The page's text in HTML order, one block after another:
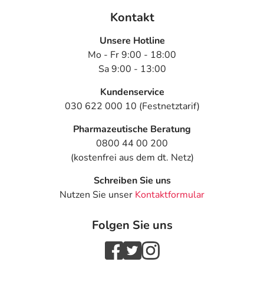
Kontakt
Unsere Hotline
Mo - Fr 9:00 - 18:00
Sa 9:00 - 13:00
Kundenservice
030 622 000 10 (Festnetztarif)
Pharmazeutische Beratung
0800 44 00 200
(kostenfrei aus dem dt. Netz)
Schreiben Sie uns
Nutzen Sie unser Kontaktformular
Folgen Sie uns